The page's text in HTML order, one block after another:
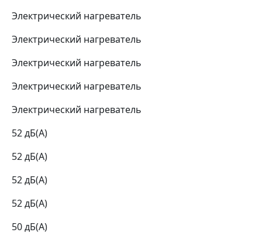
Электрический нагреватель
Электрический нагреватель
Электрический нагреватель
Электрический нагреватель
Электрический нагреватель
52 дБ(А)
52 дБ(А)
52 дБ(А)
52 дБ(А)
50 дБ(А)